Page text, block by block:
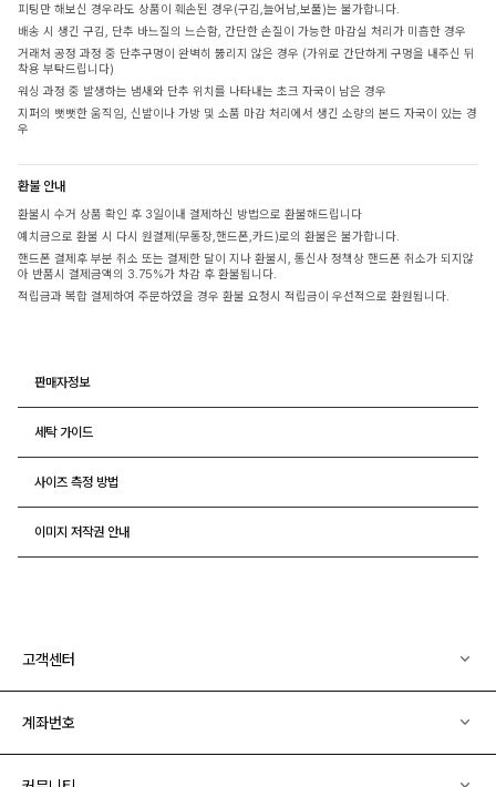
피팅만 해보신 경우라도 상품이 훼손된 경우(구김,늘어남,보풀)는 불가합니다.
배송 시 생긴 구김, 단추 바느질의 느슨함, 간단한 손질이 가능한 마감실 처리가 미흡한 경우
거래처 공정 과정 중 단추구멍이 완벽히 뚫리지 않은 경우 (가위로 간단하게 구멍을 내주신 뒤
착용 부탁드립니다)
워싱 과정 중 발생하는 냄새와 단추 위치를 나타내는 초크 자국이 남은 경우
지퍼의 뻣뻣한 움직임, 신발이나 가방 및 소품 마감 처리에서 생긴 소량의 본드 자국이 있는 경
우
환불 안내
환불시 수거 상품 확인 후 3일이내 결제하신 방법으로 환불해드립니다
예치금으로 환불 시 다시 원결제(무통장,핸드폰,카드)로의 환불은 불가합니다.
핸드폰 결제후 부분 취소 또는 결제한 달이 지나 환불시, 통신사 정책상 핸드폰 취소가 되지않
아 반품시 결제금액의 3.75%가 차감 후 환불됩니다.
적립금과 복합 결제하여 주문하였을 경우 환불 요청시 적립금이 우선적으로 환원됩니다.
판매자정보
세탁 가이드
사이즈 측정 방법
이미지 저작권 안내
고객센터
계좌번호